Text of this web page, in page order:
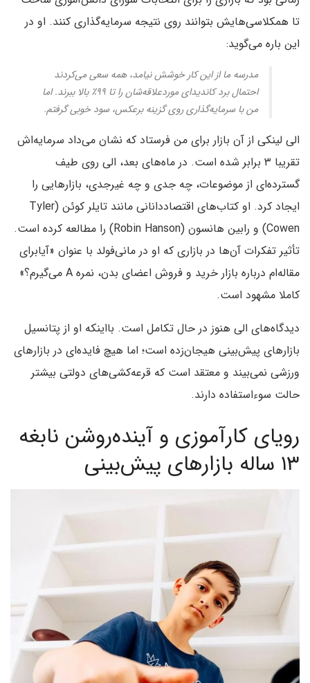
تا همکلاسی‌هایش بتوانند روی نتیجه سرمایه‌گذاری کنند. او در
این باره می‌گوید:
مدرسه ما از این کار خوشش نیامد، همه سعی می‌کردند
احتمال برد کاندیدای موردعلاقه‌شان را تا ۹۹٪ بالا ببرند. اما
من با سرمایه‌گذاری روی گزینه برعکس، سود خوبی گرفتم.
الی لینکی از آن بازار برای من فرستاد که نشان می‌داد سرمایه‌اش
تقریبا ۳ برابر شده است. در ماه‌های بعد، الی روی طیف
گسترده‌ای از موضوعات، چه جدی و چه غیرجدی، بازارهایی را
ایجاد کرد. او کتاب‌های اقتصاددانانی مانند تایلر کوئن (Tyler
Cowen) و رابین هانسون (Robin Hanson) را مطالعه کرده است.
تأثیر تفکرات آن‌ها در بازاری که او در مانی‌فولد با عنوان «آیابرای
مقاله‌ام درباره بازار خرید و فروش اعضای بدن، نمره A می‌گیرم؟»
کاملا مشهود است.
دیدگاه‌های الی هنوز در حال تکامل است. با‌اینکه او از پتانسیل
بازارهای پیش‌بینی هیجان‌زده است؛ اما هیچ فایده‌ای در بازارهای
ورزشی نمی‌بیند و معتقد است که قرعه‌کشی‌های دولتی بیشتر
حالت سوء‌استفاده دارند.
رویای کارآموزی و آینده‌روشن نابغه
۱۳ ساله بازارهای پیش‌بینی